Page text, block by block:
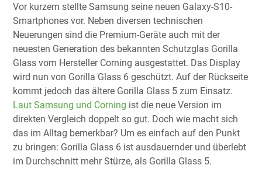
Vor kurzem stellte Samsung seine neuen Galaxy-S10-
Smartphones vor. Neben diversen technischen
Neuerungen sind die Premium-Geräte auch mit der
neuesten Generation des bekannten Schutzglas Gorilla
Glass vom Hersteller Corning ausgestattet. Das Display
wird nun von Gorilla Glass 6 geschützt. Auf der Rückseite
kommt jedoch das ältere Gorilla Glass 5 zum Einsatz.
Laut Samsung und Corning ist die neue Version im
direkten Vergleich doppelt so gut. Doch wie macht sich
das im Alltag bemerkbar? Um es einfach auf den Punkt
zu bringen: Gorilla Glass 6 ist ausdauernder und überlebt
im Durchschnitt mehr Stürze, als Gorilla Glass 5.